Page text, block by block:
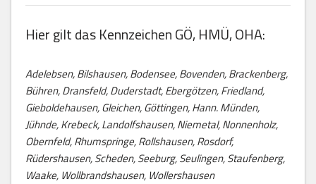
Hier gilt das Kennzeichen GÖ, HMÜ, OHA:
Adelebsen, Bilshausen, Bodensee, Bovenden, Brackenberg,
Bühren, Dransfeld, Duderstadt, Ebergötzen, Friedland,
Gieboldehausen, Gleichen, Göttingen, Hann. Münden,
Jühnde, Krebeck, Landolfshausen, Niemetal, Nonnenholz,
Obernfeld, Rhumspringe, Rollshausen, Rosdorf,
Rüdershausen, Scheden, Seeburg, Seulingen, Staufenberg,
Waake, Wollbrandshausen, Wollershausen